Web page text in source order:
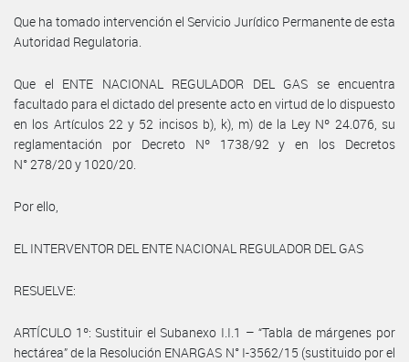
Que ha tomado intervención el Servicio Jurídico Permanente de esta
Autoridad Regulatoria.
Que el ENTE NACIONAL REGULADOR DEL GAS se encuentra
facultado para el dictado del presente acto en virtud de lo dispuesto
en los Artículos 22 y 52 incisos b), k), m) de la Ley Nº 24.076, su
reglamentación por Decreto Nº 1738/92 y en los Decretos
N° 278/20 y 1020/20.
Por ello,
EL INTERVENTOR DEL ENTE NACIONAL REGULADOR DEL GAS
RESUELVE:
ARTÍCULO 1º: Sustituir el Subanexo I.I.1 – “Tabla de márgenes por
hectárea” de la Resolución ENARGAS N° I-3562/15 (sustituido por el